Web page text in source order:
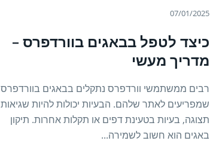
07/01/2025
כיצד לטפל בבאגים בוורדפרס –
מדריך מעשי
רבים ממשתמשי וורדפרס נתקלים בבאגים בוורדפרס
שמפריעים לאתר שלהם. הבעיות יכולות להיות שגיאות
תצוגה, בעיות בטעינת דפים או תקלות אחרות. תיקון
באגים הוא חשוב לשמירה...